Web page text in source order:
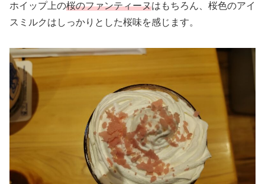
ホイップ上の桜のファンティーヌはもちろん、桜色のアイ
スミルクはしっかりとした桜味を感じます。